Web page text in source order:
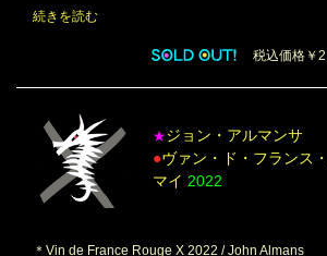
続きを読む
税込価格￥
★ジョン・アルマンサ
●ヴァン・ド・フランス
マイ 2022
＊Vin de France Rouge X 2022 / John Almans